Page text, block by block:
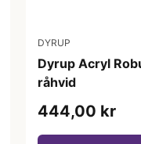
DYRUP
Dyrup Acryl
råhvid
444,00 kr